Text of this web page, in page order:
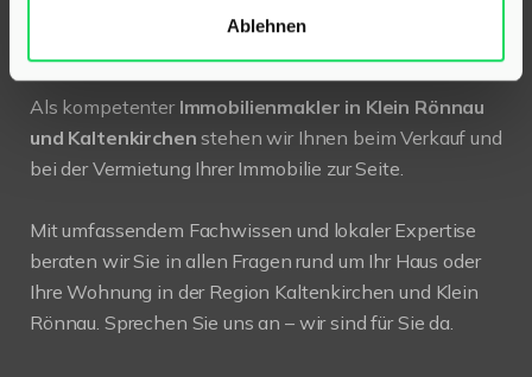
Ablehnen
Als kompetenter Immobilienmakler in Klein Rönnau
und Kaltenkirchenstehen wir Ihnen beim Verkauf und
bei der Vermietung Ihrer Immobilie zur Seite.
Mit umfassendem Fachwissen und lokaler Expertise
beraten wir Sie in allen Fragen rund um Ihr Haus oder
Ihre Wohnung in der Region Kaltenkirchen und Klein
Rönnau. Sprechen Sie uns an – wir sind für Sie da.